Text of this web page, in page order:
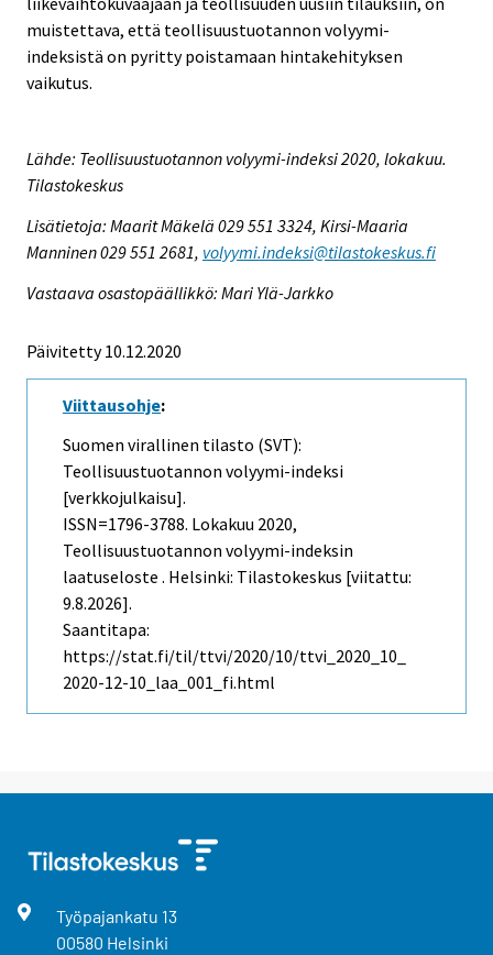
muistettava, että teollisuustuotannon volyymi-
indeksistä on pyritty poistamaan hintakehityksen
vaikutus.
Lähde: Teollisuustuotannon volyymi-indeksi 2020, lokakuu.
Tilastokeskus
Lisätietoja: Maarit Mäkelä 029 551 3324, Kirsi-Maaria
Manninen 029 551 2681, volyymi.indeksi@tilastokeskus.fi
Vastaava osastopäällikkö: Mari Ylä-Jarkko
Päivitetty 10.12.2020
Viittausohje:
Suomen virallinen tilasto (SVT):
Teollisuustuotannon volyymi-indeksi
[verkkojulkaisu].
ISSN=1796-3788. Lokakuu 2020,
Teollisuustuotannon volyymi-indeksin
laatuseloste . Helsinki: Tilastokeskus [viitattu:
9.8.2026].
Saantitapa:
https://stat.fi/til/ttvi/2020/10/ttvi_2020_10_
2020-12-10_laa_001_fi.html
Työpajankatu 13
00580 Helsinki